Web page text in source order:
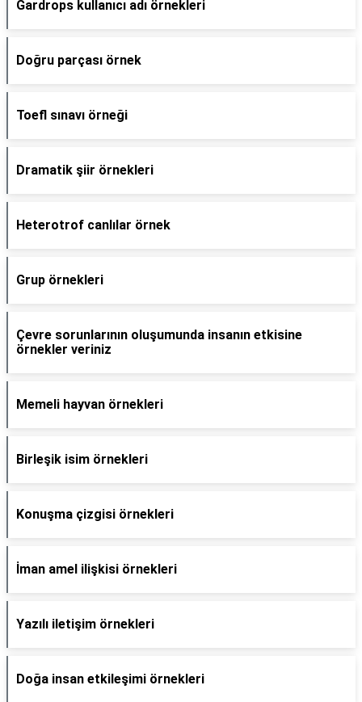
Gardrops kullanıcı adı örnekleri
Doğru parçası örnek
Toefl sınavı örneği
Dramatik şiir örnekleri
Heterotrof canlılar örnek
Grup örnekleri
Çevre sorunlarının oluşumunda insanın etkisine
örnekler veriniz
Memeli hayvan örnekleri
Birleşik isim örnekleri
Konuşma çizgisi örnekleri
İman amel ilişkisi örnekleri
Yazılı iletişim örnekleri
Doğa insan etkileşimi örnekleri